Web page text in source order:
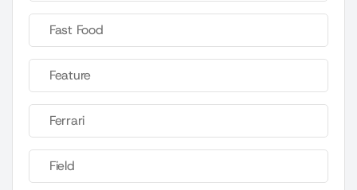
Fast Food
Feature
Ferrari
Field